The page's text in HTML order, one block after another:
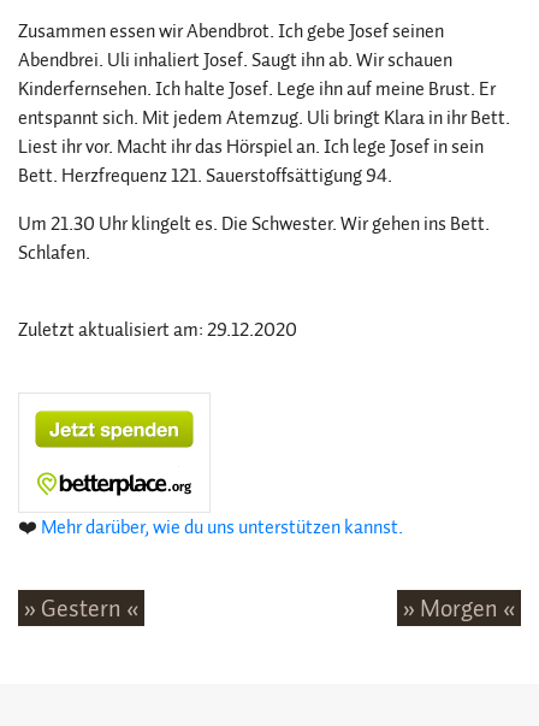
Zusammen essen wir Abendbrot. Ich gebe Josef seinen
Abendbrei. Uli inhaliert Josef. Saugt ihn ab. Wir schauen
Kinderfernsehen. Ich halte Josef. Lege ihn auf meine Brust. Er
entspannt sich. Mit jedem Atemzug. Uli bringt Klara in ihr Bett.
Liest ihr vor. Macht ihr das Hörspiel an. Ich lege Josef in sein
Bett. Herzfrequenz 121. Sauerstoffsättigung 94.
Um 21.30 Uhr klingelt es. Die Schwester. Wir gehen ins Bett.
Schlafen.
Zuletzt aktualisiert am: 29.12.2020
❤️ Mehr darüber, wie du uns unterstützen kannst.
» Gestern « » Morgen «